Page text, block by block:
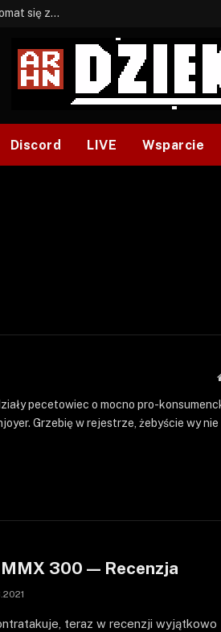
BONUS: Jak w tym kawale. A ja wiem co się zepsuło. Automat się zepsuł.
Discord LIVE Wsparcie
pecetowiec o mocno pro-
Grzebię w rejestrze, żebyście wy nie
300 — Recenzja
teraz w recenzji wyjątkowo